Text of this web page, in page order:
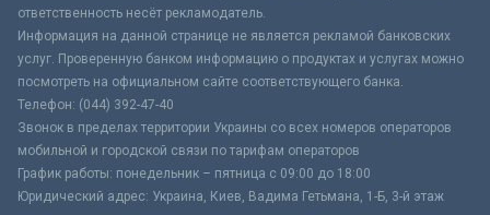
ответственность несёт рекламодатель.
Информация на данной странице не является рекламой банковских
услуг. Проверенную банком информацию о продуктах и услугах можно
посмотреть на официальном сайте соответствующего банка.
Телефон: (044) 392-47-40
Звонок в пределах территории Украины со всех номеров операторов
мобильной и городской связи по тарифам операторов
График работы: понедельник – пятница с 09:00 до 18:00
Юридический адрес: Украина, Киев, Вадима Гетьмана, 1-Б, 3-й этаж